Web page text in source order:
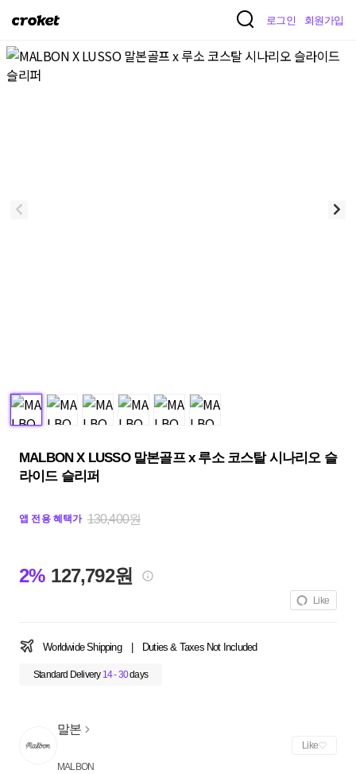
크
켓
로그인 회원가입
MALBON X LUSSO 말본골프 x 루소 코스탈 시나리오 슬
라이드 슬리퍼
앱 전용 혜택가 130,400원
2% 127,792원
Like
Worldwide Shipping Duties & Taxes Not Included
Standard Delivery 14 - 30days
말본
MALBON
Like